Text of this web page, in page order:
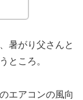
暑がり父さんと
ところ。
エアコンの風向